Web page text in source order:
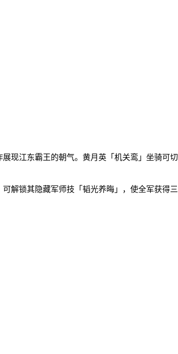
现江东霸王的朝气。黄月英「机关鸾」坐骑可
解锁其隐藏军师技「韬光养晦」，使全军获